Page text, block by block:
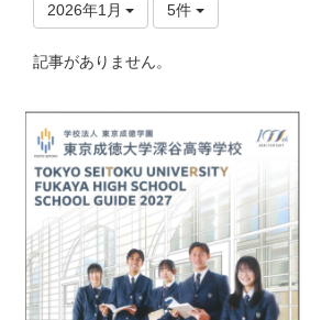
2026年1月 5件
記事がありません。